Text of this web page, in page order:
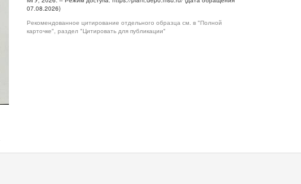
07.08.2026)
Рекомендованное цитирование отдельного образца см. в "Полной
карточке", раздел "Цитировать для публикации"